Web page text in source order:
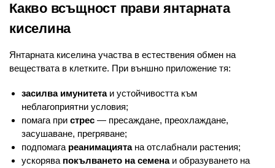
Какво всъщност прави янтарната
киселина
Янтарната киселина участва в естествения обмен на
веществата в клетките. При външно приложение тя:
засилва имунитетаи устойчивостта към
неблагоприятни условия;
помага при стрес — пресаждане, преохлаждане,
засушаване, прегряване;
подпомага реанимациятана отслабнали растения;
ускорява покълването на семенаи образуването на